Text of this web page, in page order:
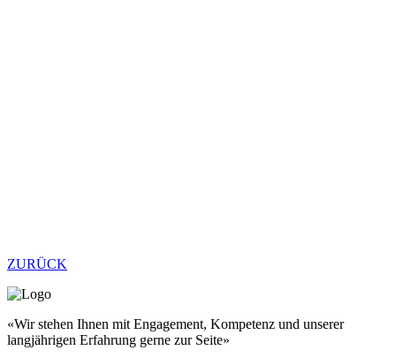
ZURÜCK
«Wir stehen Ihnen mit Engagement, Kompetenz und unserer
langjährigen Erfahrung gerne zur Seite»